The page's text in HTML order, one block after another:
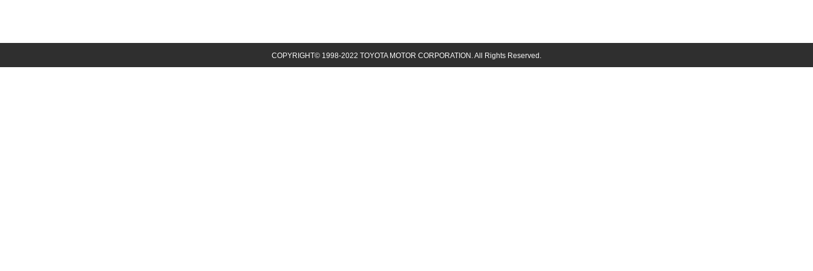
COPYRIGHT© 1998-2022 TOYOTA MOTOR CORPORATION. All Rights Reserved.